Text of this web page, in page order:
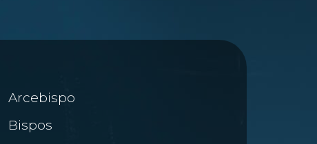
Arcebispo
Bispos